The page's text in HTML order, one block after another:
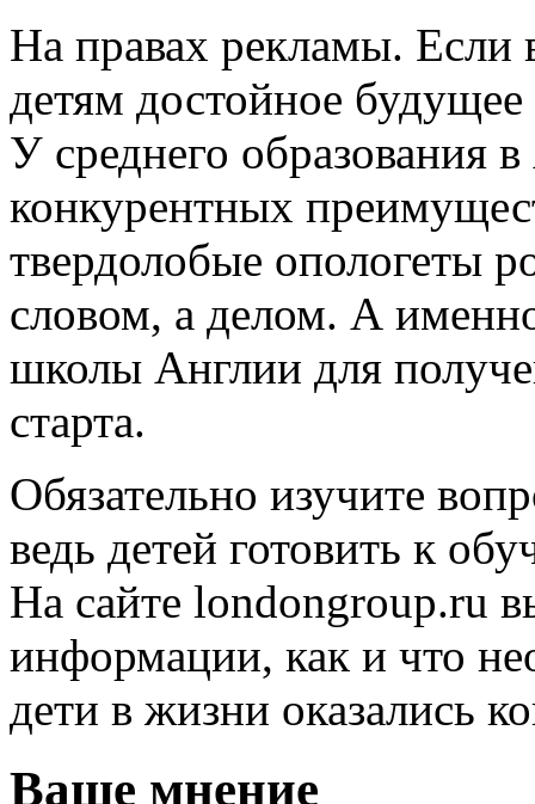
На правах рекламы. Если
детям достойное
У среднего образования
конкурентных
твердолобые опологеты
словом, а делом. А
школы Англии для
старта.
Обязательно изучите
ведь детей готовить к
На сайте londongroup.ru
информации, как и что
дети в жизни оказались
Ваше мнение